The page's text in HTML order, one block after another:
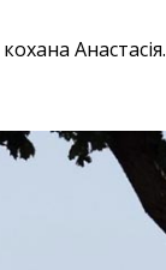
Анастасія.